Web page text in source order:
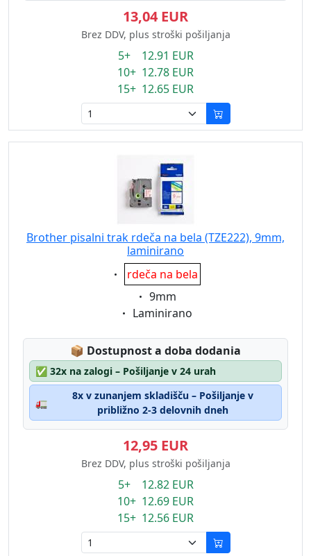
13,04 EUR
Brez DDV, plus stroški pošiljanja
5+ 12.91 EUR
10+ 12.78 EUR
15+ 12.65 EUR
Brother pisalni trak rdeča na bela (TZE222), 9mm,
laminirano
Eigenschaft:
rdeča na bela
Eigenschaft:
9mm
Eigenschaft:
Laminirano
📦 Lagerstatus:
Dostupnost a doba dodania
✅ 32x na zalogi – Pošiljanje v 24 urah
🚛
8x v zunanjem skladišču – Pošiljanje v
približno 2-3 delovnih dneh
12,95 EUR
Brez DDV, plus stroški pošiljanja
5+ 12.82 EUR
10+ 12.69 EUR
15+ 12.56 EUR